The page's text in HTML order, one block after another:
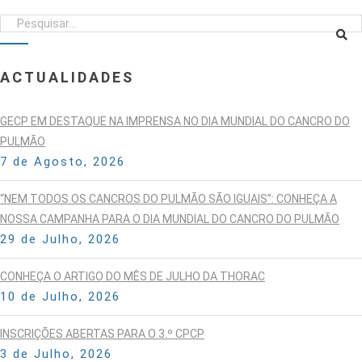
ACTUALIDADES
GECP EM DESTAQUE NA IMPRENSA NO DIA MUNDIAL DO CANCRO DO
PULMÃO
7 de Agosto, 2026
“NEM TODOS OS CANCROS DO PULMÃO SÃO IGUAIS”: CONHEÇA A
NOSSA CAMPANHA PARA O DIA MUNDIAL DO CANCRO DO PULMÃO
29 de Julho, 2026
CONHEÇA O ARTIGO DO MÊS DE JULHO DA THORAC
10 de Julho, 2026
INSCRIÇÕES ABERTAS PARA O 3.º CPCP
3 de Julho, 2026